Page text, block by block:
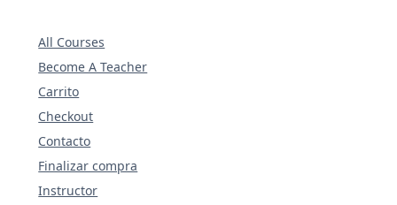
All Courses
Become A Teacher
Carrito
Checkout
Contacto
Finalizar compra
Instructor